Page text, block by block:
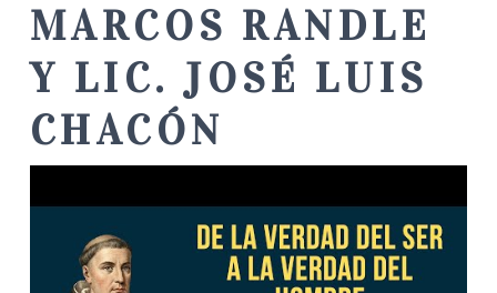
MARCOS RANDLE
Y LIC. JOSÉ LUIS
CHACÓN